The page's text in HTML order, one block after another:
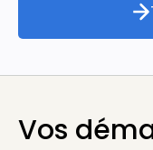
Vos